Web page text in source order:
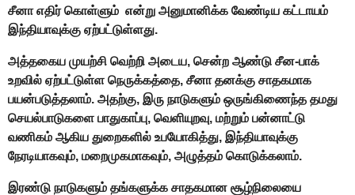
சீனா எதிர் கொள்ளும் என்று அனுமானிக்க வேண்டிய கட்டாயம்
இந்தியாவுக்கு ஏற்பட்டுள்ளது.
அத்தகைய முயற்சி வெற்றி அடைய, சென்ற ஆண்டு சீன-பாக்
உறவில் ஏற்பட்டுள்ள நெருக்கத்தை, சீனா தனக்கு சாதகமாக
பயன்படுத்தலாம். அதற்கு, இரு நாடுகளும் ஒருங்கிணைந்த தமது
செயல்பாடுகளை பாதுகாப்பு, வெளியுறவு, மற்றும் பன்னாட்டு
வணிகம் ஆகிய துறைகளில் உபயோகித்து, இந்தியாவுக்கு
நேரடியாகவும், மறைமுகமாகவும், அழுத்தம் கொடுக்கலாம்.
இரண்டு நாடுகளும் தங்களுக்க சாதகமான சூழ்நிலையை